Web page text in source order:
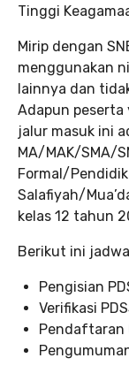
Tinggi
Mirip dengan
menggunakan
lainnya dan
Adapun peserta
jalur masuk ini
MA/MAK/SMA/
Formal/
Salafiyah/
kelas 12 tahun
Berikut ini
Pengisian
Verifikasi
Pendaftaran